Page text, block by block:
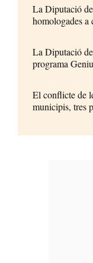
La Diputació
homologades a
La Diputació
programa
El conflicte de
municipis, tres